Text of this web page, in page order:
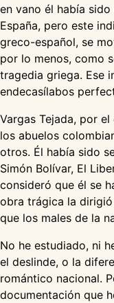
en vano él había
España, pero este
greco-español, se
por lo menos, como
tragedia griega. Ese
endecasílabos
Vargas Tejada, por
los abuelos
otros. Él había sido
Simón Bolívar, El
consideró que él se
obra trágica la
que los males de la
No he estudiado, ni
el deslinde, o la
romántico nacional.
documentación que